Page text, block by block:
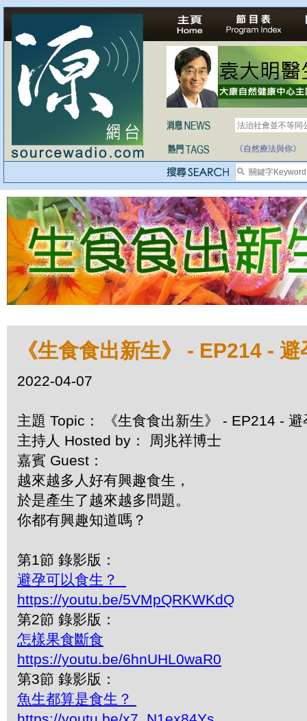
法治社會並不等同
自家教育合法化-
《自然療法與你》
《生食食出新生》 - EP214 -
2022-04-07
主題 Topic： 《生食食出新生》 - EP214 -
主持人 Hosted by： 周兆祥博士
嘉賓 Guest：
越來越多人好有興趣食生，
於是產生了越來越多問題。
你都有興趣知道嗎？
第1節 錄影版：
避孕可以食生？
https://youtu.be/5VMpQRKWKdQ
第2節 錄影版：
怎樣果食斷食
https://youtu.be/6hnUHL0waR0
第3節 錄影版：
魚生都算是食生？